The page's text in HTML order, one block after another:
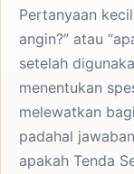
Pertanyaan
angin?” atau
setelah
menentukan
melewatkan
padahal
apakah Tenda